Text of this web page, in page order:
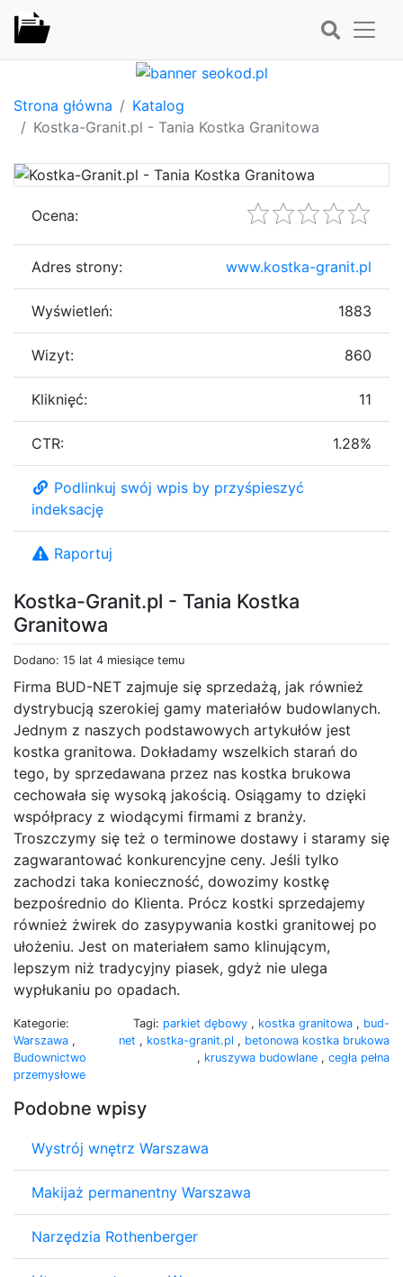
Strona główna
Katalog
Kostka-Granit.pl - Tania Kostka Granitowa
Kostka-Granit.pl - Tania Kostka
Granitowa
Dodano: 15 lat 4 miesiące temu
Firma BUD-NET zajmuje się sprzedażą, jak również
dystrybucją szerokiej gamy materiałów budowlanych.
Jednym z naszych podstawowych artykułów jest
kostka granitowa. Dokładamy wszelkich starań do
tego, by sprzedawana przez nas kostka brukowa
cechowała się wysoką jakością. Osiągamy to dzięki
współpracy z wiodącymi firmami z branży.
Troszczymy się też o terminowe dostawy i staramy się
zagwarantować konkurencyjne ceny. Jeśli tylko
zachodzi taka konieczność, dowozimy kostkę
bezpośrednio do Klienta. Prócz kostki sprzedajemy
również żwirek do zasypywania kostki granitowej po
ułożeniu. Jest on materiałem samo klinującym,
lepszym niż tradycyjny piasek, gdyż nie ulega
wypłukaniu po opadach.
Kategorie:
Warszawa ,
Budownictwo
przemysłowe
Tagi: parkiet dębowy , kostka granitowa , bud-
net , kostka-granit.pl , betonowa kostka brukowa
, kruszywa budowlane , cegła pełna
Podobne wpisy
Wystrój wnętrz Warszawa
Makijaż permanentny Warszawa
Narzędzia Rothenberger
Ocena:
Adres strony: www.kostka-granit.pl
Wyświetleń: 1883
Wizyt: 860
Kliknięć: 11
CTR: 1.28%
Podlinkuj swój wpis by przyśpieszyć
indeksację
Raportuj